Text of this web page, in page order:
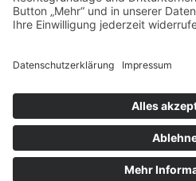
HAUTÄRZTE
HAUTÄRZTE
HAUTARZT NOTDIENST
© Copyright Mein-Hautarzt.org 2026